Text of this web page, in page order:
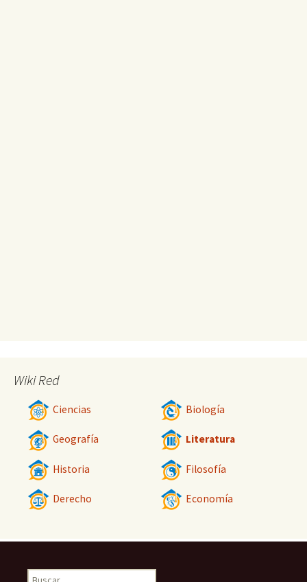
Wiki Red
Ciencias Biología
Geografía Literatura
Historia Filosofía
Derecho Economía
Buscar: